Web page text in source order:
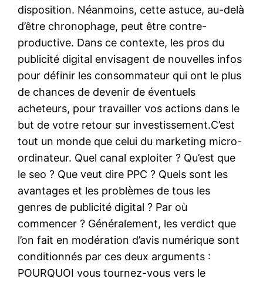
disposition. Néanmoins, cette astuce, au-delà
d’être chronophage, peut être contre-
productive. Dans ce contexte, les pros du
publicité digital envisagent de nouvelles infos
pour définir les consommateur qui ont le plus
de chances de devenir de éventuels
acheteurs, pour travailler vos actions dans le
but de votre retour sur investissement.C’est
tout un monde que celui du marketing micro-
ordinateur. Quel canal exploiter ? Qu’est que
le seo ? Que veut dire PPC ? Quels sont les
avantages et les problèmes de tous les
genres de publicité digital ? Par où
commencer ? Généralement, les verdict que
l’on fait en modération d’avis numérique sont
conditionnés par ces deux arguments :
POURQUOI vous tournez-vous vers le